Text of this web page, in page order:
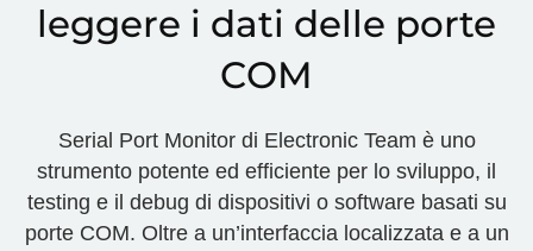
leggere i dati delle porte
COM
Serial Port Monitor di Electronic Team è uno
strumento potente ed efficiente per lo sviluppo, il
testing e il debug di dispositivi o software basati su
porte COM. Oltre a un’interfaccia localizzata e a un